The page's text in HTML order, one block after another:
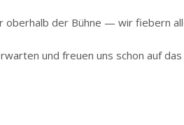
oberhalb der Bühne — wir fiebern
und freuen uns schon auf das